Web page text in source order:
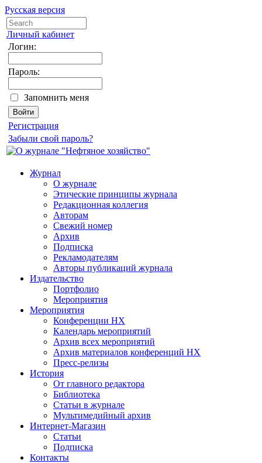
Русская версия
Личный кабинет
Логин:
Пароль:
Запомнить меня
Регистрация
Забыли свой пароль?
Журнал
О журнале
Этические принципы журнала
Редакционная коллегия
Авторам
Свежий номер
Архив
Подписка
Рекламодателям
Авторы публикаций журнала
Издательство
Портфолио
Мероприятия
Мероприятия
Конференции НХ
Календарь мероприятий
Архив всех мероприятий
Архив материалов конференций НХ
Пресс-релизы
История
От главного редактора
Библиотека
Статьи в журнале
Мультимедийный архив
Интернет-Магазин
Статьи
Подписка
Контакты